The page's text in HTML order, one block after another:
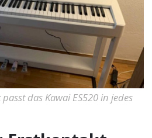
das Kawai ES520 in jedes